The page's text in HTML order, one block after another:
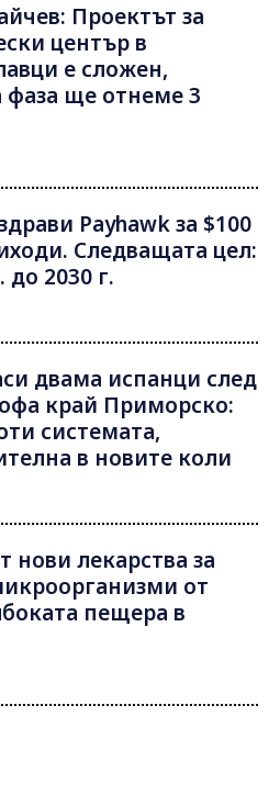
Проектът за
център в
е сложен,
фаза ще отнеме 3
Payhawk за $100
Следващата цел:
2030 г.
двама испанци след
край Приморско:
системата,
в новите коли
нови лекарства за
от
пещера в